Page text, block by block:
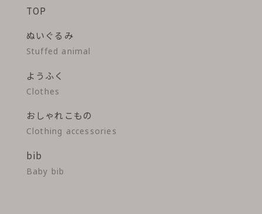
TOP
ぬいぐるみ
Stuffed animal
ようふく
Clothes
おしゃれこもの
Clothing accessories
bib
Baby bib